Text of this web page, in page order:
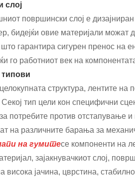
слој
површински слој е
бидејќи овие материјали
гарантира сигурен пренос на
го работниот век на
типови
структура, лентите на
тип цели кон специфични
потребите против отстапување
на различните барања за
на гумитесе компоненти на
зајакнувачкиот слој,
висока јачина, цврстина,